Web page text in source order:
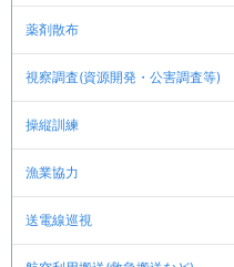
薬剤散布
視察調査(資源開発・公害調査等)
操縦訓練
漁業協力
送電線巡視